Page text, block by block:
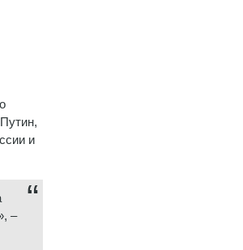
и
–